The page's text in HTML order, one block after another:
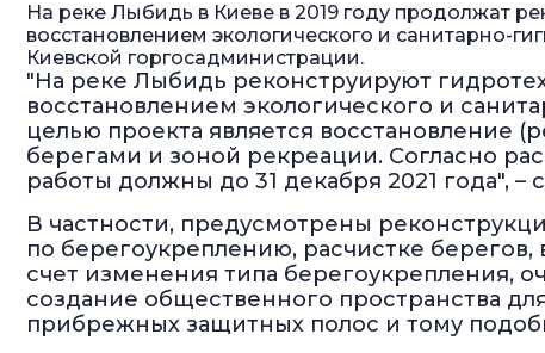
На реке Лыбидь в Киеве в 2019 году продолжат
восстановлением экологического и санитарно-
Киевской горгосадминистрации.
"На реке Лыбидь реконструируют
восстановлением экологического и
целью проекта является восстановление
берегами и зоной рекреации. Согласно
работы должны до 31 декабря 2021 года", –
В частности, предусмотрены
по берегоукреплению, расчистке
счет изменения типа берегоукрепления,
создание общественного пространства
прибрежных защитных полос и тому